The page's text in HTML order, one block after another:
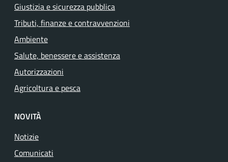
Giustizia e sicurezza pubblica
Tributi, finanze e contravvenzioni
Ambiente
Salute, benessere e assistenza
Autorizzazioni
Agricoltura e pesca
NOVITÀ
Notizie
Comunicati